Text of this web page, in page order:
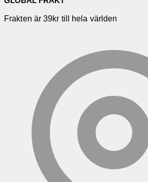
Frakten är 39kr till hela världen